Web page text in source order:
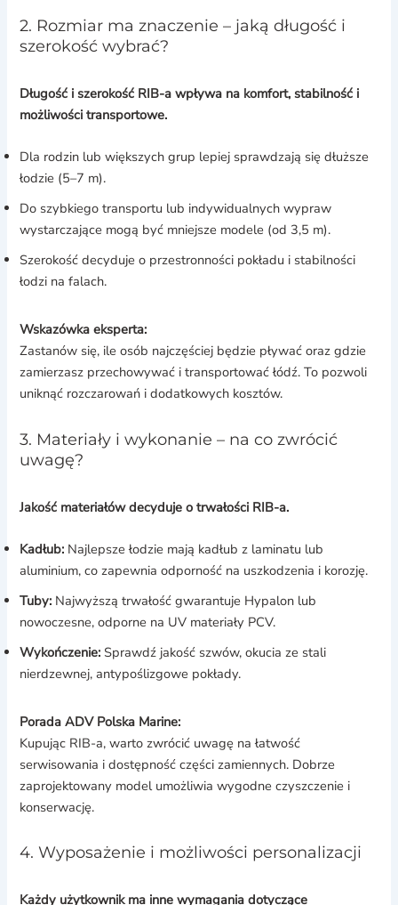
2. Rozmiar ma znaczenie – jaką długość i
szerokość wybrać?
Długość i szerokość RIB-a wpływa na komfort, stabilność i
możliwości transportowe.
Dla rodzin lub większych grup lepiej sprawdzają się dłuższe
łodzie (5–7 m).
Do szybkiego transportu lub indywidualnych wypraw
wystarczające mogą być mniejsze modele (od 3,5 m).
Szerokość decyduje o przestronności pokładu i stabilności
łodzi na falach.
Wskazówka eksperta:
Zastanów się, ile osób najczęściej będzie pływać oraz gdzie
zamierzasz przechowywać i transportować łódź. To pozwoli
uniknąć rozczarowań i dodatkowych kosztów.
3. Materiały i wykonanie – na co zwrócić
uwagę?
Jakość materiałów decyduje o trwałości RIB-a.
Kadłub: Najlepsze łodzie mają kadłub z laminatu lub
aluminium, co zapewnia odporność na uszkodzenia i korozję.
Tuby: Najwyższą trwałość gwarantuje Hypalon lub
nowoczesne, odporne na UV materiały PCV.
Wykończenie: Sprawdź jakość szwów, okucia ze stali
nierdzewnej, antypoślizgowe pokłady.
Porada ADV Polska Marine:
Kupując RIB-a, warto zwrócić uwagę na łatwość
serwisowania i dostępność części zamiennych. Dobrze
zaprojektowany model umożliwia wygodne czyszczenie i
konserwację.
4. Wyposażenie i możliwości personalizacji
Każdy użytkownik ma inne wymagania dotyczące